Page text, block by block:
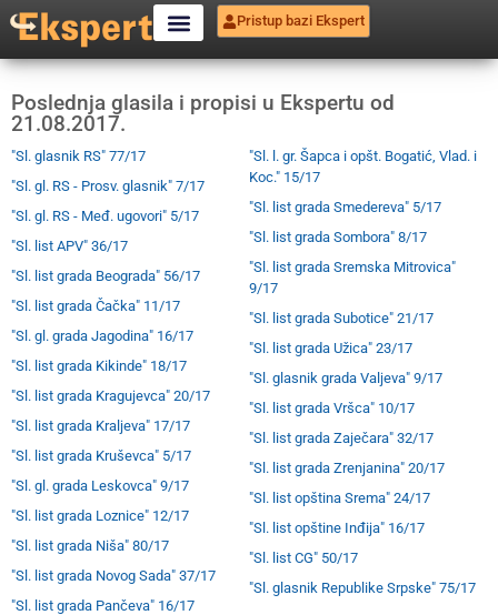
Pristup bazi Ekspert
Poslednja glasila i propisi u Ekspertu od
21.08.2017.
"Sl. glasnik RS" 77/17
"Sl. gl. RS - Prosv. glasnik" 7/17
"Sl. gl. RS - Međ. ugovori" 5/17
"Sl. list APV" 36/17
"Sl. list grada Beograda" 56/17
"Sl. list grada Čačka" 11/17
"Sl. gl. grada Jagodina" 16/17
"Sl. list grada Kikinde" 18/17
"Sl. list grada Kragujevca" 20/17
"Sl. list grada Kraljeva" 17/17
"Sl. list grada Kruševca" 5/17
"Sl. gl. grada Leskovca" 9/17
"Sl. list grada Loznice" 12/17
"Sl. list grada Niša" 80/17
"Sl. list grada Novog Sada" 37/17
"Sl. list grada Pančeva" 16/17
"Sl. l. gr. Šapca i opšt. Bogatić, Vlad. i
Koc." 15/17
"Sl. list grada Smedereva" 5/17
"Sl. list grada Sombora" 8/17
"Sl. list grada Sremska Mitrovica"
9/17
"Sl. list grada Subotice" 21/17
"Sl. list grada Užica" 23/17
"Sl. glasnik grada Valjeva" 9/17
"Sl. list grada Vršca" 10/17
"Sl. list grada Zaječara" 32/17
"Sl. list grada Zrenjanina" 20/17
"Sl. list opština Srema" 24/17
"Sl. list opštine Inđija" 16/17
"Sl. list CG" 50/17
"Sl. glasnik Republike Srpske" 75/17